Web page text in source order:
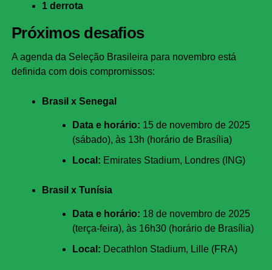
1 derrota
Próximos desafios
A agenda da Seleção Brasileira para novembro está
definida com dois compromissos:
Brasil x Senegal
Data e horário: 15 de novembro de 2025
(sábado), às 13h (horário de Brasília)
Local: Emirates Stadium, Londres (ING)
Brasil x Tunísia
Data e horário: 18 de novembro de 2025
(terça-feira), às 16h30 (horário de Brasília)
Local: Decathlon Stadium, Lille (FRA)